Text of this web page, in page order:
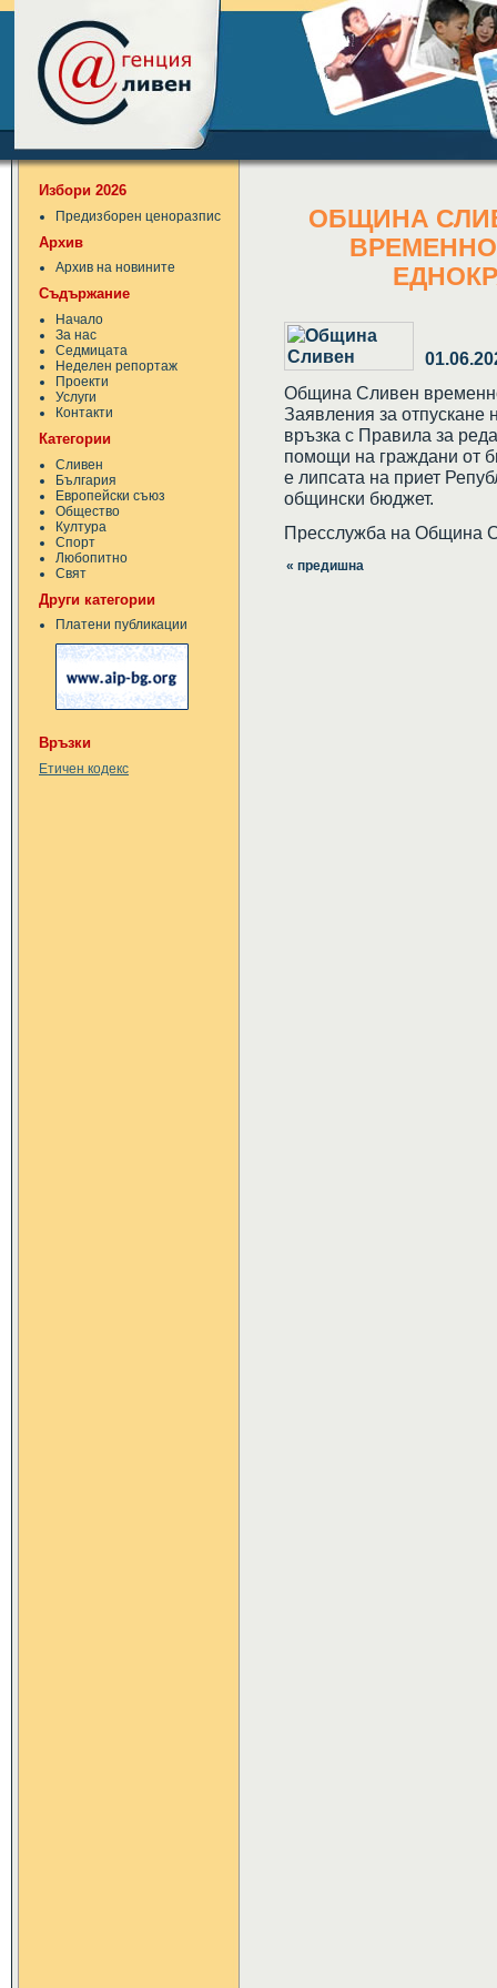
Избори 2026
Предизборен ценоразпис
Архив
Архив на новините
Съдържание
Начало
За нас
Седмицата
Неделен репортаж
Проекти
Услуги
Контакти
Категории
Сливен
България
Европейски съюз
Общество
Култура
Спорт
Любопитно
Свят
Други категории
Платени публикации
Връзки
Етичен кодекс
ОБЩИНА
Община Сливен
Заявления за
връзка с Правила за
помощи на граждани от
е липсата на приет
общински бюджет.
Пресслужба на Община
« предишна